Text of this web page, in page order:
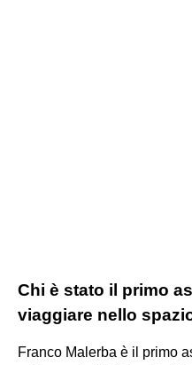
Chi è stato il primo
viaggiare nello
Franco Malerba è il primo